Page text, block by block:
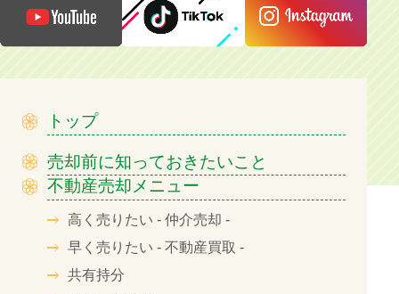
トップ
売却前に知っておきたいこと
不動産売却メニュー
高く売りたい - 仲介売却 -
早く売りたい - 不動産買取 -
共有持分